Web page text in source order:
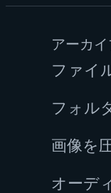
アーカ
ファイ
フォル
画像を
オーデ